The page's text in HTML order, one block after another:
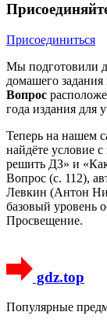
Присоединиться
Мы подготовили
домашего
Вопрос
года издания для
Теперь на нашем
найдёте условие
решить ДЗ» и
Вопрос (с. 112),
Левкин (Антон
базовый уровень
Просвещение.
gdz.top
Популярные